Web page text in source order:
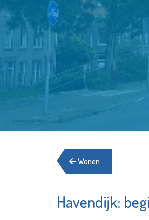
Wonen
Havendijk:
Scholengemeenschap